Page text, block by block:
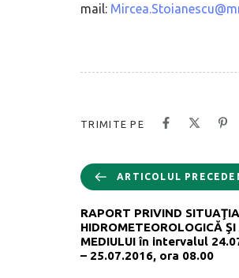
mail:
TRIMITE PE
ARTICOLUL
RAPORT PRIVIND SITUAŢIA
HIDROMETEOROLOGICĂ
MEDIULUI în intervalul
– 25.07.2016, ora 08.00